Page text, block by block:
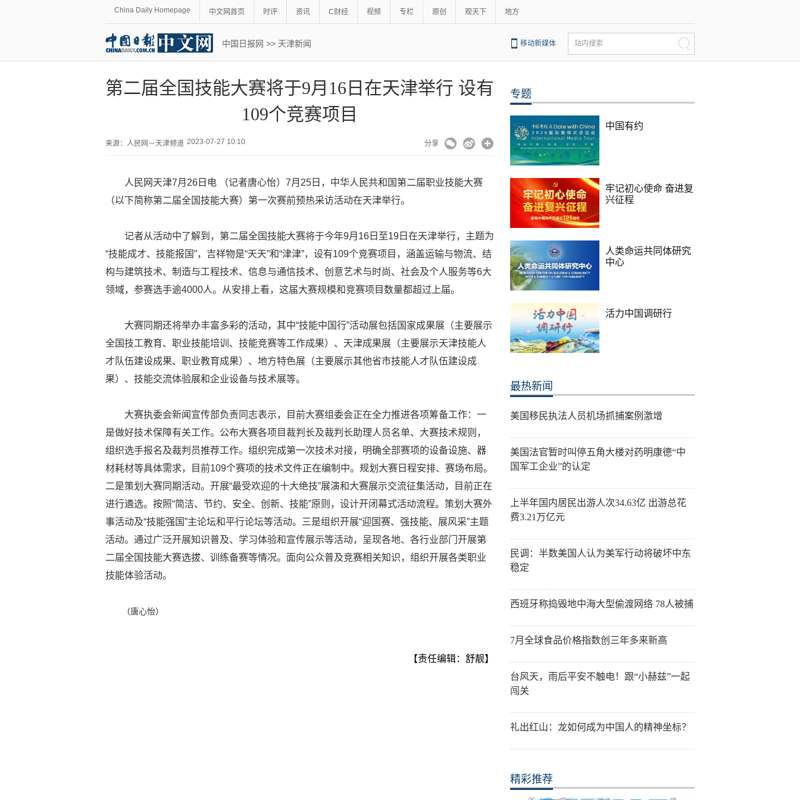
China Daily Homepage 中文网首页 时评 资讯 C财经 视频 专栏 原创 观天下 地方
中国日报网 >> 天津新闻 移动新媒体 站内搜索
第二届全国技能大赛将于9月16日在天津举行 设有
109个竞赛项目
来源： 人民网－天津频道 2023-07-27 10:10 分享
人民网天津7月26日电 （记者唐心怡）7月25日，中华人民共和国第二届职业技能大赛
（以下简称第二届全国技能大赛）第一次赛前预热采访活动在天津举行。
记者从活动中了解到，第二届全国技能大赛将于今年9月16日至19日在天津举行，主题为
“技能成才、技能报国”，吉祥物是“天天”和“津津”，设有109个竞赛项目，涵盖运输与物流、结
构与建筑技术、制造与工程技术、信息与通信技术、创意艺术与时尚、社会及个人服务等6大
领域，参赛选手逾4000人。从安排上看，这届大赛规模和竞赛项目数量都超过上届。
大赛同期还将举办丰富多彩的活动，其中“技能中国行”活动展包括国家成果展（主要展示
全国技工教育、职业技能培训、技能竞赛等工作成果）、天津成果展（主要展示天津技能人
才队伍建设成果、职业教育成果）、地方特色展（主要展示其他省市技能人才队伍建设成
果）、技能交流体验展和企业设备与技术展等。
大赛执委会新闻宣传部负责同志表示，目前大赛组委会正在全力推进各项筹备工作：一
是做好技术保障有关工作。公布大赛各项目裁判长及裁判长助理人员名单、大赛技术规则，
组织选手报名及裁判员推荐工作。组织完成第一次技术对接，明确全部赛项的设备设施、器
材耗材等具体需求，目前109个赛项的技术文件正在编制中。规划大赛日程安排、赛场布局。
二是策划大赛同期活动。开展“最受欢迎的十大绝技”展演和大赛展示交流征集活动，目前正在
进行遴选。按照“简洁、节约、安全、创新、技能”原则，设计开闭幕式活动流程。策划大赛外
事活动及“技能强国”主论坛和平行论坛等活动。三是组织开展“迎国赛、强技能、展风采”主题
活动。通过广泛开展知识普及、学习体验和宣传展示等活动，呈现各地、各行业部门开展第
二届全国技能大赛选拔、训练备赛等情况。面向公众普及竞赛相关知识，组织开展各类职业
技能体验活动。
（唐心怡）
【责任编辑：舒靓】
专题
中国有约
牢记初心使命 奋进复
兴征程
人类命运共同体研究
中心
活力中国调研行
最热新闻
美国移民执法人员机场抓捕案例激增
美国法官暂时叫停五角大楼对药明康德“中
国军工企业”的认定
上半年国内居民出游人次34.63亿 出游总花
费3.21万亿元
民调：半数美国人认为美军行动将破坏中东
稳定
西班牙称捣毁地中海大型偷渡网络 78人被捕
7月全球食品价格指数创三年多来新高
台风天，雨后平安不触电！跟“小赫兹”一起
闯关
礼出红山：龙如何成为中国人的精神坐标？
精彩推荐